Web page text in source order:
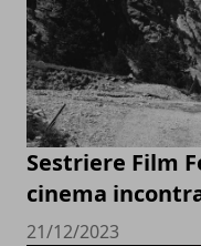
Sestriere Film
cinema
21/12/2023